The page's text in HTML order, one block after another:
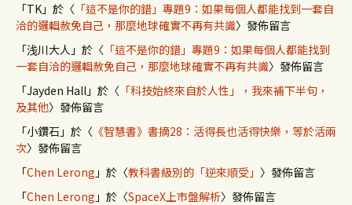
「TK」於〈 「這不是你的錯」專題9：如果每個人都能找到一套自
洽的邏輯赦免自己，那麼地球確實不再有共識〉發佈留言
「浅川大人 」於〈 「這不是你的錯」專題9：如果每個人都能找到
一套自洽的邏輯赦免自己，那麼地球確實不再有共識〉發佈留言
「Jayden Hall 」於〈 「科技始終來自於人性」，我來補下半句，
及其他〉發佈留言
「小鑽石 」於〈 《智慧書》書摘28：活得長也活得快樂，等於活兩
次〉發佈留言
「Chen Lerong 」於〈教科書級別的「逆來順受」 〉發佈留言
「Chen Lerong 」於〈SpaceX上市盤解析〉發佈留言